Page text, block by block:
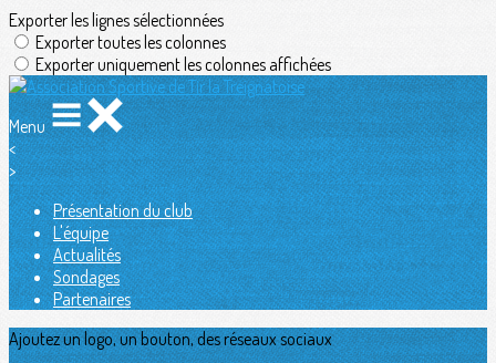
Exporter les lignes sélectionnées
Exporter toutes les colonnes
Exporter uniquement les colonnes affichées
Menu
<
>
Présentation du club
L'équipe
Actualités
Sondages
Partenaires
Ajoutez un logo, un bouton, des réseaux sociaux